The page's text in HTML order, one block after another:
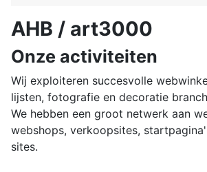
AHB / art3000
Onze activiteiten
Wij exploiteren succesvolle
lijsten, fotografie en decoratie
We hebben een groot netwerk aan
webshops, verkoopsites,
sites.